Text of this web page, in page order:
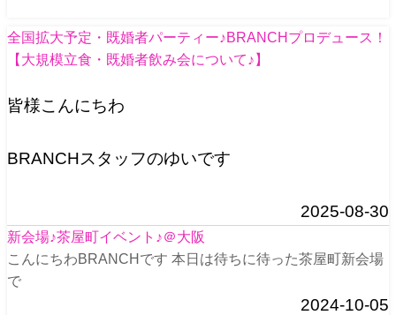
全国拡大予定・既婚者パーティー♪BRANCHプロデュース！
【大規模立食・既婚者飲み会について♪】
皆様こんにちわ
BRANCHスタッフのゆいです
2025-08-30
新会場♪茶屋町イベント♪＠大阪
こんにちわBRANCHです 本日は待ちに待った茶屋町新会場
で
2024-10-05